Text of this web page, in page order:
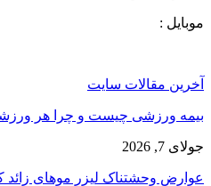
موبایل :
آخرین مقالات سایت
بیمه ورزشی چیست و چرا هر
جولای 7, 2026
عوارض وحشتناک لیزر موهای زائد